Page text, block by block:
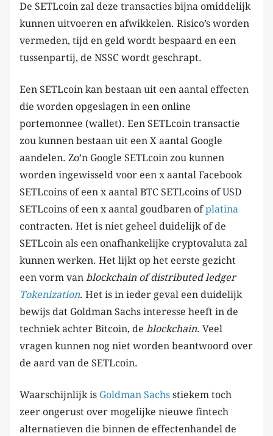
De SETLcoin zal deze transacties bijna omiddelijk
kunnen uitvoeren en afwikkelen. Risico’s worden
vermeden, tijd en geld wordt bespaard en een
tussenpartij, de NSSC wordt geschrapt.
Een SETLcoin kan bestaan uit een aantal effecten
die worden opgeslagen in een online
portemonnee (wallet). Een SETLcoin transactie
zou kunnen bestaan uit een X aantal Google
aandelen. Zo’n Google SETLcoin zou kunnen
worden ingewisseld voor een x aantal Facebook
SETLcoins of een x aantal BTC SETLcoins of USD
SETLcoins of een x aantal goudbaren ofplatina
contracten. Het is niet geheel duidelijk of de
SETLcoin als een onafhankelijke cryptovaluta zal
kunnen werken. Het lijkt op het eerste gezicht
een vorm van blockchain of distributed ledger
Tokenization. Het is in ieder geval een duidelijk
bewijs dat Goldman Sachs interesse heeft in de
techniek achter Bitcoin, de blockchain. Veel
vragen kunnen nog niet worden beantwoord over
de aard van de SETLcoin.
Waarschijnlijk is Goldman Sachs stiekem toch
zeer ongerust over mogelijke nieuwe fintech
alternatieven die binnen de effectenhandel de